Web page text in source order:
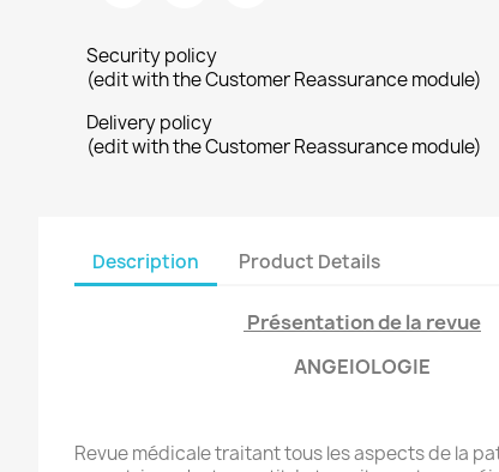
Security policy
(edit with the Customer Reassurance module)
Delivery policy
(edit with the Customer Reassurance module)
Description Product Details
Présentation de la revue
ANGEIOLOGIE
Revue médicale traitant tous les aspects de la